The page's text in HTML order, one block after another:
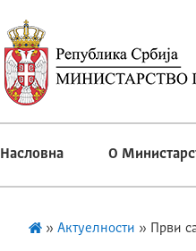
Насловна О
» Актуелности » Први